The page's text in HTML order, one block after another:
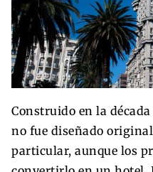
Construido en la década
no fue diseñado
particular, aunque los